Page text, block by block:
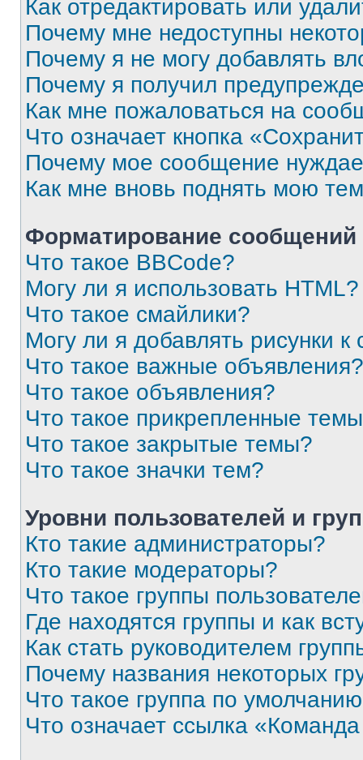
Как отредактировать или
Почему мне недоступны
Почему я не могу добавлять
Почему я получил
Как мне пожаловаться на
Что означает кнопка
Почему мое сообщение
Как мне вновь поднять мою
Форматирование
Что такое BBCode?
Могу ли я использовать HTML?
Что такое смайлики?
Могу ли я добавлять рисунки
Что такое важные объявления?
Что такое объявления?
Что такое прикрепленные
Что такое закрытые темы?
Что такое значки тем?
Уровни пользователей и
Кто такие администраторы?
Кто такие модераторы?
Что такое группы
Где находятся группы и как
Как стать руководителем
Почему названия некоторых
Что такое группа по
Что означает ссылка